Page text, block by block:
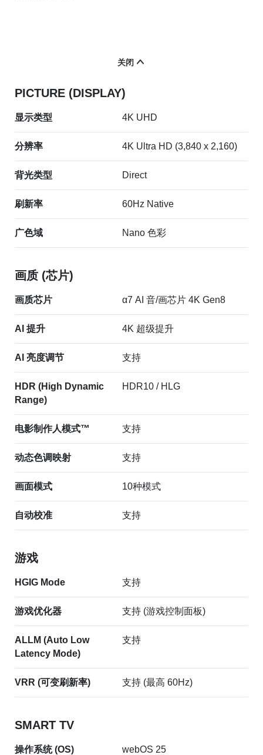
关闭
PICTURE (DISPLAY)
显示类型 4K UHD
分辨率 4K Ultra HD (3,840 x 2,160)
背光类型 Direct
刷新率 60Hz Native
广色域 Nano 色彩
画质 (芯片)
画质芯片 α7 AI 音/画芯片 4K Gen8
AI 提升 4K 超级提升
AI 亮度调节 支持
HDR (High Dynamic
Range)
HDR10 / HLG
电影制作人模式™ 支持
动态色调映射 支持
画面模式 10种模式
自动校准 支持
游戏
HGIG Mode 支持
游戏优化器 支持 (游戏控制面板)
ALLM (Auto Low
Latency Mode)
支持
VRR (可变刷新率) 支持 (最高 60Hz)
SMART TV
操作系统 (OS) webOS 25
转